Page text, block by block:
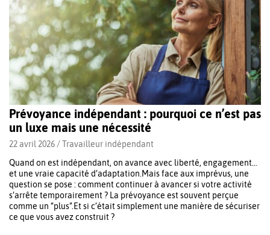
Prévoyance indépendant : pourquoi ce n’est pas
un luxe mais une nécessité
22 avril 2026 /Travailleur indépendant
Quand on est indépendant, on avance avec liberté, engagement…
et une vraie capacité d’adaptation.Mais face aux imprévus, une
question se pose : comment continuer à avancer si votre activité
s’arrête temporairement ? La prévoyance est souvent perçue
comme un “plus”.Et si c’était simplement une manière de sécuriser
ce que vous avez construit ?